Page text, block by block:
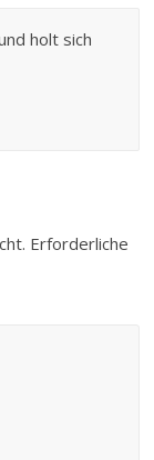
holt sich
Erforderliche